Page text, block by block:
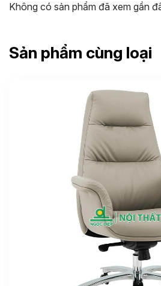
Không có sản phẩm đã xem gần
Sản phẩm cùng loại